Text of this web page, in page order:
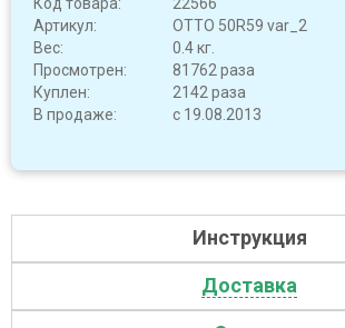
Артикул:
OTTO 50R59 var_2
Вес:
0.4 кг.
Просмотрен:
81762 раза
Куплен:
2142 раза
В продаже:
с 19.08.2013
Инструкция
Доставка